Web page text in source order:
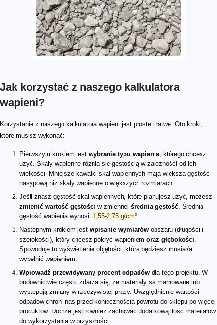
Jak korzystać z naszego kalkulatora
wapieni?
Korzystanie z naszego kalkulatora wapieni jest proste i łatwe. Oto kroki,
które musisz wykonać:
Pierwszym krokiem jest wybranie typu wapienia , którego chcesz
użyć. Skały wapienne różnią się gęstością w zależności od ich
wielkości. Mniejsze kawałki skał wapiennych mają większą gęstość
nasypową niż skały wapienne o większych rozmiarach.
Jeśli znasz gęstość skał wapiennych, które planujesz użyć, możesz
zmienić wartość gęstości w zmiennej średnia gęstość . Średnia
gęstość wapienia wynosi 1,55-2,75 g/cm³
Następnym krokiem jest wpisanie wymiarów obszaru (długości i
szerokości), który chcesz pokryć wapieniem oraz głębokości
Spowoduje to wyświetlenie objętości, którą będziesz musiał/a
wypełnić wapieniem.
Wprowadź przewidywany procent odpadów dla tego projektu. W
budownictwie często zdarza się, że materiały są marnowane lub
występują zmiany w rzeczywistej pracy. Uwzględnienie wartości
odpadów chroni nas przed koniecznością powrotu do sklepu po więcej
produktów. Dobrze jest również zachować dodatkową ilość materiałów
do wykorzystania w przyszłości.